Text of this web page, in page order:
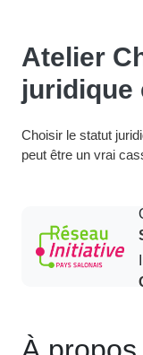
Atelier
Choisir le statut
peut être un vrai